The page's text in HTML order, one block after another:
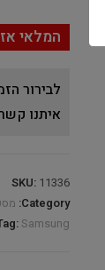
המלאי
לבירור
איתנו
SKU: 11336
Category:
Samsung